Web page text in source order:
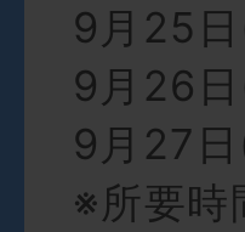
9月25
9月26
9月27
※所要時